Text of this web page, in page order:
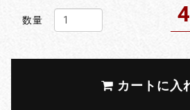
数量
カートに入